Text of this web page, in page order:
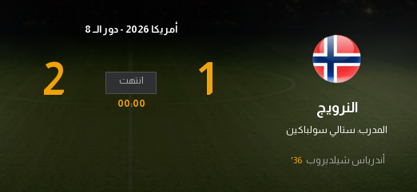
الدوري الإنجليزي الممتاز
الدوري الإسباني
الدوري الإيطالي
الكرة الأوروبية
منتخب مصر
أمريكا 2026 - دور الــ 8
النرويج
المدرب: ستالي سولباكين
أندرياس شيلديروب 36'
1 انتهت
00:00
2